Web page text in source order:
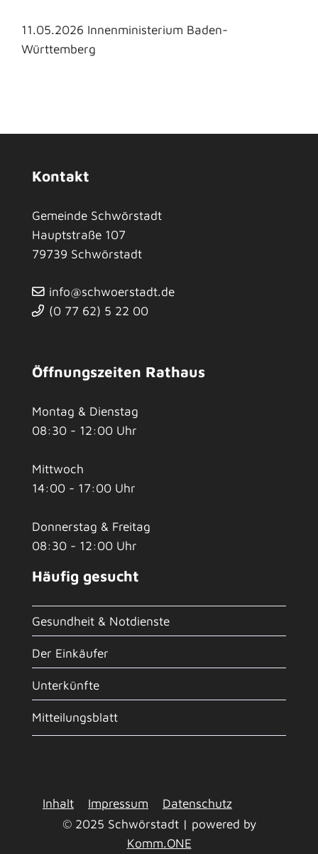
11.05.2026 Innenministerium Baden-
Württemberg
Kontakt
Gemeinde Schwörstadt
Hauptstraße 107
79739 Schwörstadt
info@schwoerstadt.de
(0 77 62) 5 22 00
Öffnungszeiten Rathaus
Montag & Dienstag
08:30 - 12:00 Uhr
Mittwoch
14:00 - 17:00 Uhr
Donnerstag & Freitag
08:30 - 12:00 Uhr
Häufig gesucht
Gesundheit & Notdienste
Der Einkäufer
Unterkünfte
Mitteilungsblatt
Inhalt Impressum
Datenschutz
© 2025 Schwörstadt | powered by
Komm.ONE